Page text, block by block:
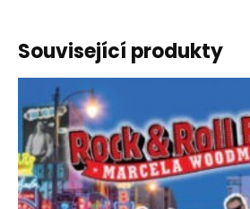
Související produkty